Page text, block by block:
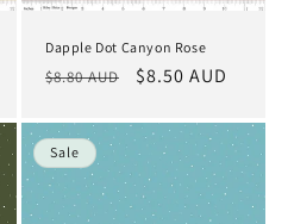
Dapple Dot Canyon Rose
Normaler
$8.80 AUD Verkaufspreis
$8.50 AUD
Sale